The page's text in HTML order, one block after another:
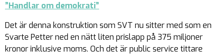
”Handlar om demokrati”
Det är denna konstruktion som SVT nu sitter med som en
Svarte Petter ned en nätt liten prislapp på 375 miljoner
kronor inklusive moms. Och det är public service tittare